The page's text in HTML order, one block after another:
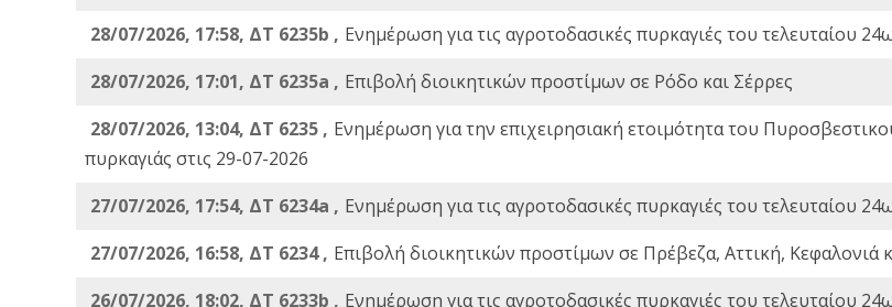
28/07/2026, 17:58, ΔΤ 6235b , Ενημέρωση για τις αγροτοδασικές πυρκαγιές του τελευταίου
28/07/2026, 17:01, ΔΤ 6235a , Eπιβολή διοικητικών προστίμων σε Ρόδο και Σέρρες
28/07/2026, 13:04, ΔΤ 6235 , Ενημέρωση για την επιχειρησιακή ετοιμότητα του
πυρκαγιάς στις 29-07-2026
27/07/2026, 17:54, ΔΤ 6234a , Ενημέρωση για τις αγροτοδασικές πυρκαγιές του τελευταίου
27/07/2026, 16:58, ΔΤ 6234 , Eπιβολή διοικητικών προστίμων σε Πρέβεζα, Αττική, Κεφαλονιά
26/07/2026, 18:02, ΔΤ 6233b , Ενημέρωση για τις αγροτοδασικές πυρκαγιές του τελευταίου